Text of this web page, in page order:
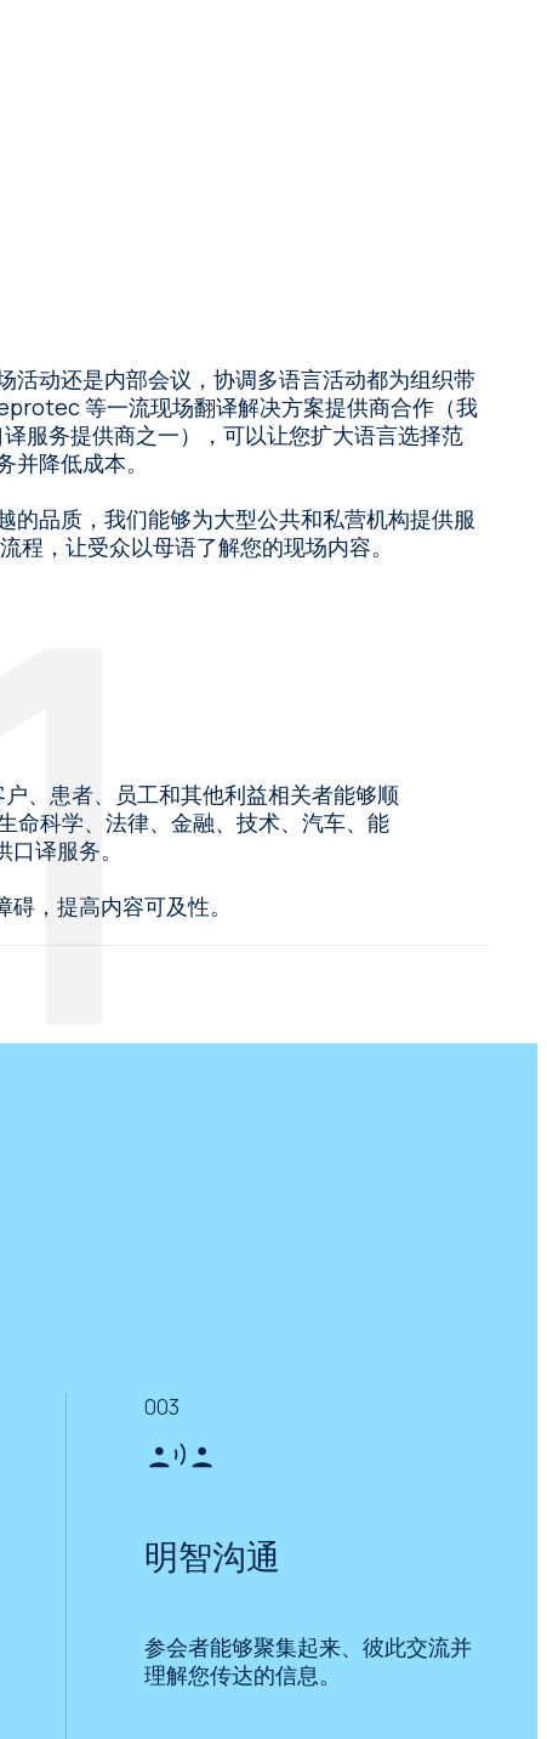
活动还是内部会议，协调多语言活动都为组织带
等一流现场翻译解决方案提供商合作（我
服务提供商之一），可以让您扩大语言选择范
并降低成本。
的品质，我们能够为大型公共和私营机构提供服
程，让受众以母语了解您的现场内容。
、患者、员工和其他利益相关者能够顺
命科学、法律、金融、技术、汽车、能
译服务。
，提高内容可及性。
003
明智沟通
参会者能够聚集起来、彼此交流并
理解您传达的信息。